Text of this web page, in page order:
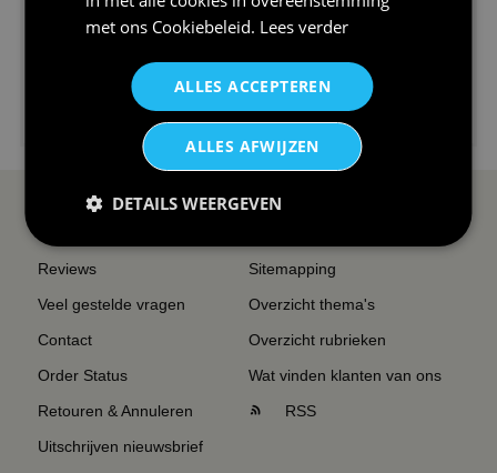
I love korfbal t-shirt sport s...
SERVICE EN INFO
Reviews
Veel gestelde vragen
Contact
Order Status
Retouren & Annuleren
Uitschrijven nieuwsbrief
Sitemapping
Overzicht thema's
Overzicht rubrieken
Wat vinden klanten van ons
RSS
met ons Cookiebeleid. Lees verder
ALLES ACCEPTEREN
ALLES AFWIJZEN
DETAILS WEERGEVEN